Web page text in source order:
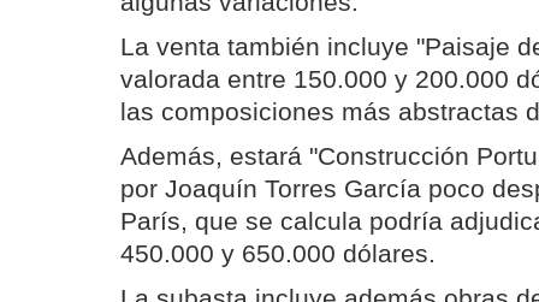
La venta también incluye "Paisaje
valorada entre 150.000 y 200.000
las composiciones más abstractas
Además, estará "Construcción
por Joaquín Torres García poco
París, que se calcula podría
450.000 y 650.000 dólares.